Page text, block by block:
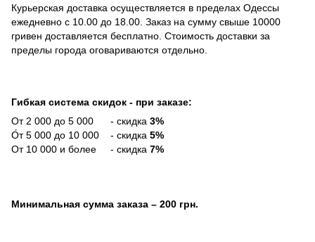
Курьерская доставка осуществляется в пределах Одессы
ежедневно с 10.00 до 18.00. Заказ на сумму свыше 10000
гривен доставляется бесплатно. Стоимость доставки за
пределы города оговариваются отдельно.
Гибкая система скидок - при заказе:
От 2 000 до 5 000 - скидка 3%
О́т 5 000 до 10 000 - скидка 5%
От 10 000 и более - скидка 7%
Минимальная сумма заказа – 200 грн.